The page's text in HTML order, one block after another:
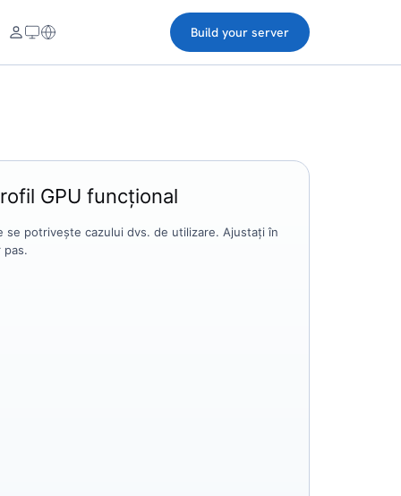
Build your server
GPU funcțional
se potrivește cazului dvs. de utilizare. Ajustați în